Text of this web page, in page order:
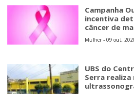
Campanha
incentiva
câncer de
Mulher - 09 out,
UBS do
Serra